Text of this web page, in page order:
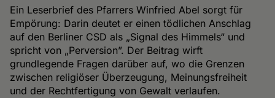
Ein Leserbrief des Pfarrers Winfried Abel sorgt für
Empörung: Darin deutet er einen tödlichen Anschlag
auf den Berliner CSD als „Signal des Himmels“ und
spricht von „Perversion”. Der Beitrag wirft
grundlegende Fragen darüber auf, wo die Grenzen
zwischen religiöser Überzeugung, Meinungsfreiheit
und der Rechtfertigung von Gewalt verlaufen.